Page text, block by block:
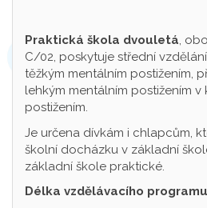
Praktická škola dvouletá,
C/02, poskytuje střední
těžkým mentálním postižením,
lehkým mentálním postižením v
postižením.
Je určena dívkám i chlapcům,
školní docházku v základní
základní škole praktické.
Délka vzdělávacího